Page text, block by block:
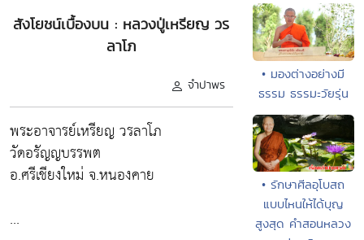
สังโยชน์เบื้องบน : หลวงปู่เหรียญ วร
ลาโภ
จำปาพร
พระอาจารย์เหรียญ วรลาโภ
วัดอรัญญบรรพต
อ.ศรีเชียงใหม่ จ.หนองคาย
...
• มองต่างอย่างมี
ธรรม ธรรมะวัยรุ่น
• รักษาศีลอุโบสถ
แบบไหนให้ได้บุญ
สูงสุด คำสอนหลวง